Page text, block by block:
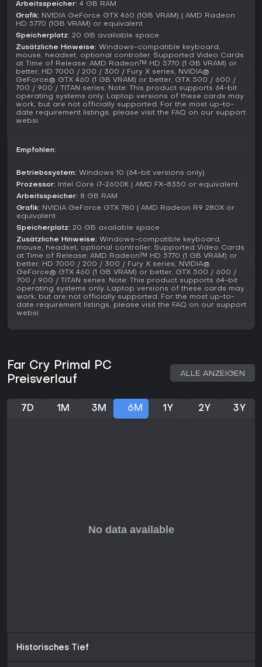
Säbelzahntigern und Elchherden. Dialoge nutzen eine
Fraktionen prägen die Begegnungen: Die Wenja sind
Ackerbauern, die auf Figuren wie den Schamanen Tensay
oder die Jägerin Jayma für Quests angewiesen sind. Gegner
sind die kriegerischen Udam, geplagt von der Krankheit Skull
Fire, und die Izila, die andere in Ritualen für ihre
Sonnengöttin versklaven.
Far Cry Primal erhielt bei Release meist positive Kritiken,
Design und das Taming-System. Metacritic-Werte spiegeln
das wider: Überwiegend positiv für PlayStation 4 und Xbox
durchschnittliche Bewertungen bekam - oft wegen
begrenzter Waffenauswahl und fehlender Story-Innovation.
Stand 2026 läuft noch Support mit einem frischen Patch, der
60fps auf PlayStation 5 und Xbox Series X/S ermöglicht. Der
Launch war ein Verkaufserfolg und toppte die Charts in UK
und US im Februar 2016. Fans von Open-World-Survival mit
Crafting und Tierbegleitung finden hier eine frische Variante
der Formel - ideal für Abwechslung von modernen Settings.
Wer aber innovative Geschichten oder mehr Waffenvielfalt
sucht, könnte es als zu vertraut empfinden.
Arbeitsspeicher: 4 GB RAM
Grafik: NVIDIA GeForce GTX 460 (1GB VRAM) | AMD Radeon
HD 5770 (1GB VRAM) or equivalent
Speicherplatz: 20 GB available space
Zusätzliche Hinweise: Windows-compatible keyboard,
mouse, headset, optional controller. Supported Video Cards
at Time of Release: AMD Radeon™ HD 5770 (1 GB VRAM) or
better, HD 7000 / 200 / 300 / Fury X series, NVIDIA®
GeForce® GTX 460 (1 GB VRAM) or better, GTX 500 / 600 /
700 / 900 / TITAN series. Note: This product supports 64-bit
operating systems only. Laptop versions of these cards may
work, but are not officially supported. For the most up-to-
date requirement listings, please visit the FAQ on our support
websi
Empfohlen:
Betriebssystem: Windows 10 (64-bit versions only)
Prozessor: Intel Core i7-2600K | AMD FX-8350 or equivalent
Arbeitsspeicher: 8 GB RAM
Grafik: NVIDIA GeForce GTX 780 | AMD Radeon R9 280X or
equivalent
Speicherplatz: 20 GB available space
Zusätzliche Hinweise: Windows-compatible keyboard,
mouse, headset, optional controller. Supported Video Cards
at Time of Release: AMD Radeon™ HD 5770 (1 GB VRAM) or
better, HD 7000 / 200 / 300 / Fury X series, NVIDIA®
GeForce® GTX 460 (1 GB VRAM) or better, GTX 500 / 600 /
700 / 900 / TITAN series. Note: This product supports 64-bit
operating systems only. Laptop versions of these cards may
work, but are not officially supported. For the most up-to-
date requirement listings, please visit the FAQ on our support
websi
Far Cry Primal PC
Preisverlauf
ALLE ANZEIGEN
7D 1M 3M 6M 1Y 2Y 3Y
Historisches Tief